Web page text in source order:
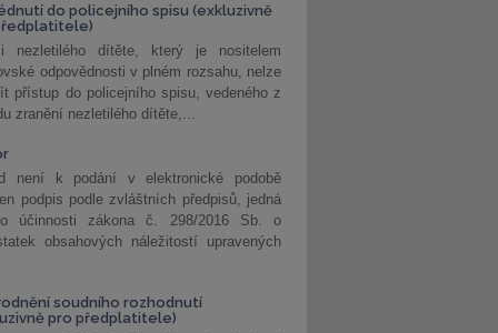
do policejního spisu (exkluzivně
nezletilého dítěte, který je nositelem
odpovědnosti v plném rozsahu, nelze
přístup do policejního spisu, vedeného z
zranění nezletilého dítěte,...
není k podání v elektronické podobě
podpis podle zvláštních předpisů, jedná
účinnosti zákona č. 298/2016 Sb. o
obsahových náležitostí upravených
soudního rozhodnutí
pro předplatitele)